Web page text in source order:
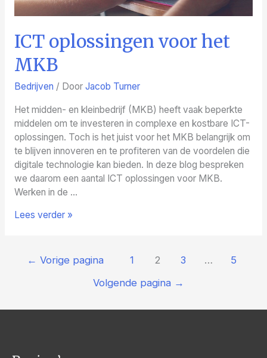
ICT oplossingen voor het
MKB
Bedrijven / Door Jacob Turner
Het midden- en kleinbedrijf (MKB) heeft vaak beperkte
middelen om te investeren in complexe en kostbare ICT-
oplossingen. Toch is het juist voor het MKB belangrijk om
te blijven innoveren en te profiteren van de voordelen die
digitale technologie kan bieden. In deze blog bespreken
we daarom een aantal ICT oplossingen voor MKB.
Werken in de …
ICT
Lees verder »
Berichten
paginering
← Vorige pagina 1 2 3 …
5
Volgende pagina →